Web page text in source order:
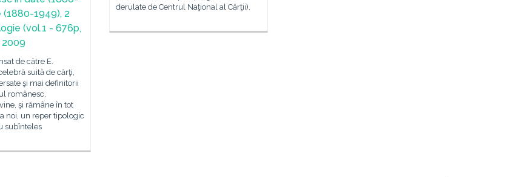
derulate de Centrul Naţional al Cărţii).
1949), 2
(vol.1 - 676p,
2009
de către E.
suită de cărţi,
şi mai definitorii
românesc,
şi rămâne în tot
noi, un reper tipologic
subînteles